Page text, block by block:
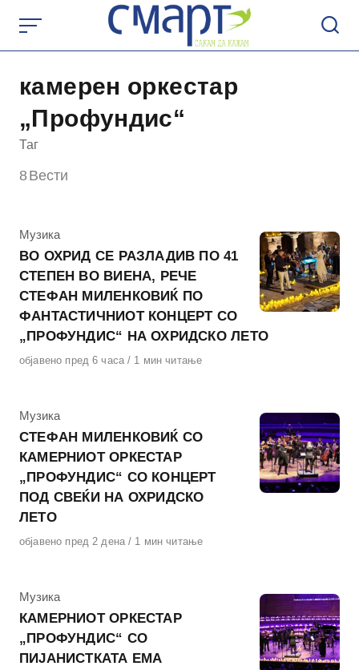
content
камерен оркестар
„Профундис“
Таг
8Вести
КАтегорија
Музика
ВО ОХРИД СЕ РАЗЛАДИВ ПО 41
СТЕПЕН ВО ВИЕНА, РЕЧЕ
СТЕФАН МИЛЕНКОВИЌ ПО
ФАНТАСТИЧНИОТ КОНЦЕРТ СО
„ПРОФУНДИС“ НА ОХРИДСКО ЛЕТО
Објавено
објавено пред 6 часа 1 мин читање
КАтегорија
Музика
СТЕФАН МИЛЕНКОВИЌ СО
КАМЕРНИОТ ОРКЕСТАР
„ПРОФУНДИС“ СО КОНЦЕРТ
ПОД СВЕЌИ НА ОХРИДСКО
ЛЕТО
Објавено
објавено пред 2 дена 1 мин читање
КАтегорија
Музика
КАМЕРНИОТ ОРКЕСТАР
„ПРОФУНДИС“ СО
ПИЈАНИСТКАТА ЕМА